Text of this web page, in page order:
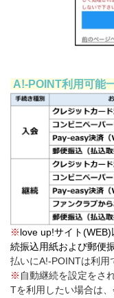
A!-POINT利用可能
※love up!サイト
続振込用紙および郵便
払いにA!-POINTは利用
※ 自動継続を設定をさ
Tを利用したい場合は